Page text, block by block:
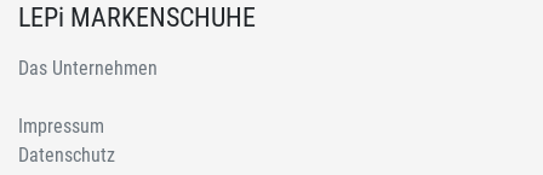
LEPi MARKENSCHUHE
Das Unternehmen
Impressum
Datenschutz